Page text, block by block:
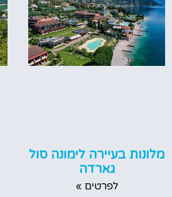
מלונות בעיירה לימונה סול
גארדה
לפרטים »